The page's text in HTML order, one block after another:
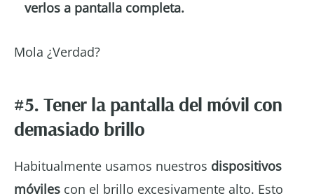
verlos a pantalla completa.
Mola ¿Verdad?
#5. Tener la pantalla del móvil con
demasiado brillo
Habitualmente usamos nuestros dispositivos
móviles con el brillo excesivamente alto. Esto